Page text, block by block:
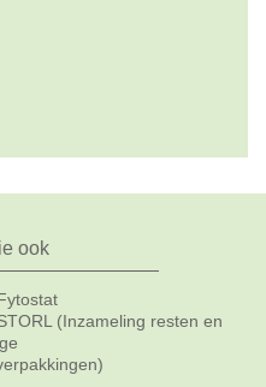
ook
(Inzameling resten en